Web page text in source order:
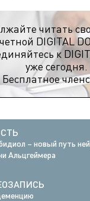
читать
DIGITAL
к
уже сегодня.
Бесплатное
– новый путь
Альцгеймера